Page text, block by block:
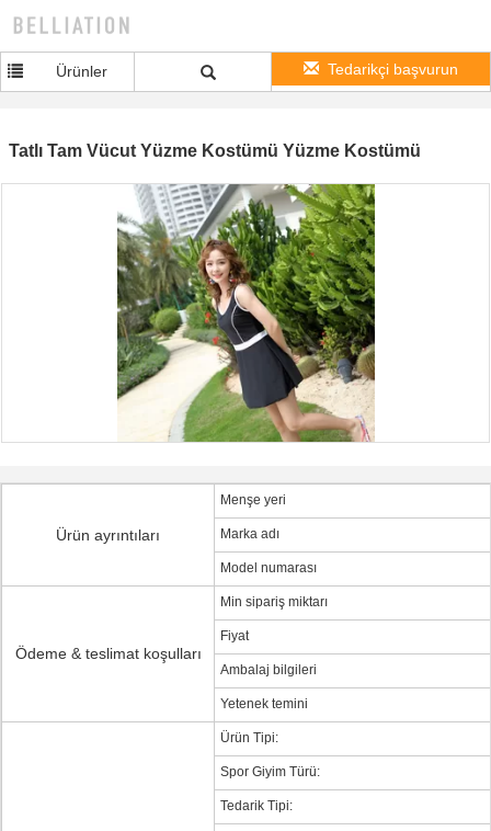
Ürünler Tedarikçi başvurun
Tatlı Tam Vücut Yüzme Kostümü Yüzme Kostümü
Ürün ayrıntıları
Menşe yeri
Marka adı
Model numarası
Ödeme & teslimat koşulları
Min sipariş miktarı
Fiyat
Ambalaj bilgileri
Yetenek temini
Ürün Tipi:
Spor Giyim Türü:
Tedarik Tipi: